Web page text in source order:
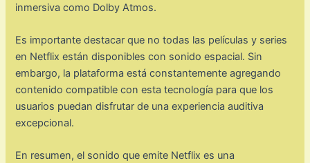
inmersiva como Dolby Atmos.
Es importante destacar que no todas las películas y series
en Netflix están disponibles con sonido espacial. Sin
embargo, la plataforma está constantemente agregando
contenido compatible con esta tecnología para que los
usuarios puedan disfrutar de una experiencia auditiva
excepcional.
En resumen, el sonido que emite Netflix es una